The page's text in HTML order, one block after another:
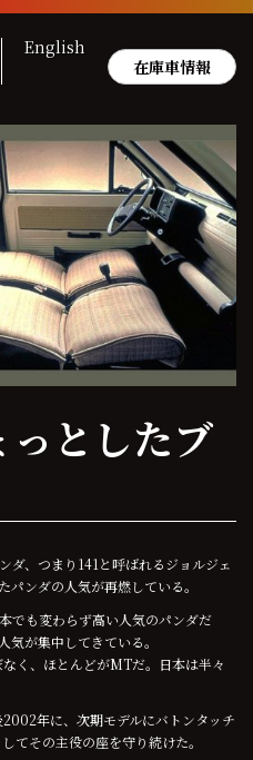
English
在庫車情報
としたブ
ダ、つまり141と呼ばれるジョルジェ
パンダの人気が再燃している。
でも変わらず高い人気のパンダだ
気が集中してきている。
く、ほとんどがMTだ。日本は半々
年に、次期モデルにバトンタッチ
てその主役の座を守り続けた。